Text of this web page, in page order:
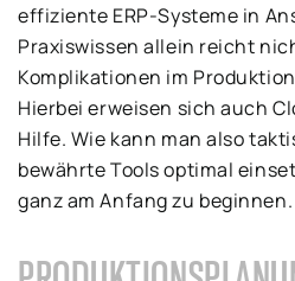
effiziente ERP-Systeme in
Praxiswissen allein reicht
Komplikationen im
Hierbei erweisen sich auch
Hilfe. Wie kann man also
bewährte Tools optimal
ganz am Anfang zu beginnen.